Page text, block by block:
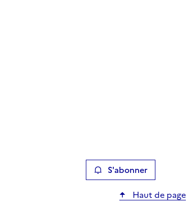
S'abonner
Haut de page